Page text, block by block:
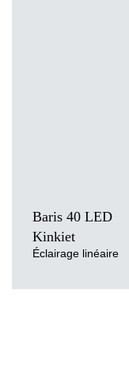
Baris 40 LED
Kinkiet
Éclairage linéaire